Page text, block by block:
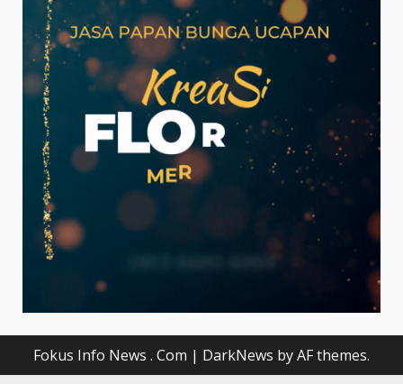
Fokus Info News . Com | DarkNews by AF themes.